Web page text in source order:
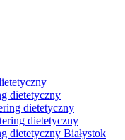
dietetyczny
dietetyczny
dietetyczny
dietetyczny Białystok